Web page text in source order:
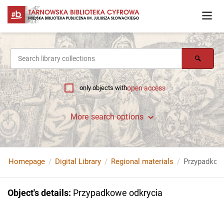
only objects withopen access
More search options
Homepage Digital Library Regional materials
Object's details: Przypadkowe odkrycia